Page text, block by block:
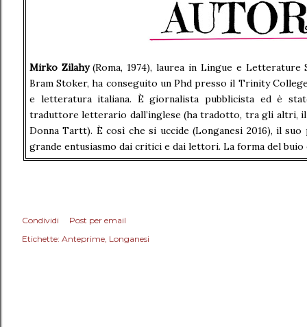
Mirko Zilahy(Roma, 1974), laurea in Lingue e
Bram Stoker, ha conseguito un Phd presso il Trinity
e letteratura italiana. È giornalista pubblicista ed è
traduttore letterario dall’inglese (ha tradotto, tra gli altri,
Donna Tartt). È così che si uccide (Longanesi 2016), il
grande entusiasmo dai critici e dai lettori. La forma del buio
Condividi
Post per email
Etichette: Anteprime Longanesi